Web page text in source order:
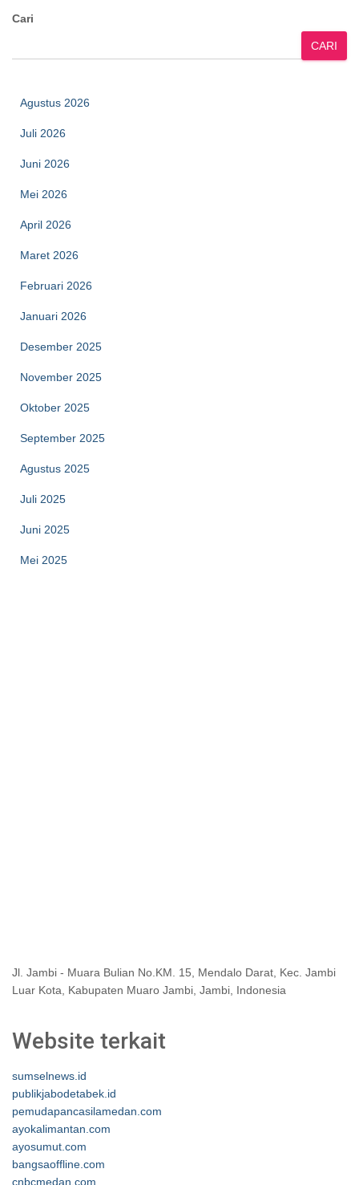
Cari
CARI
Agustus 2026
Juli 2026
Juni 2026
Mei 2026
April 2026
Maret 2026
Februari 2026
Januari 2026
Desember 2025
November 2025
Oktober 2025
September 2025
Agustus 2025
Juli 2025
Juni 2025
Mei 2025
Jl. Jambi - Muara Bulian No.KM. 15, Mendalo Darat, Kec. Jambi
Luar Kota, Kabupaten Muaro Jambi, Jambi, Indonesia
Website terkait
sumselnews.id
publikjabodetabek.id
pemudapancasilamedan.com
ayokalimantan.com
ayosumut.com
bangsaoffline.com
cnbcmedan.com